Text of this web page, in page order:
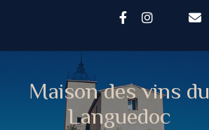
Maison des vins du
Languedoc